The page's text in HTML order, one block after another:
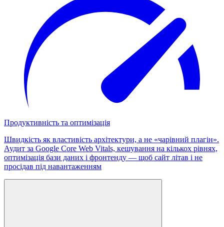
Продуктивність та оптимізація
Швидкість як властивість архітектури, а не «чарівний плагін».
Аудит за Google Core Web Vitals, кешування на кількох рівнях,
оптимізація бази даних і фронтенду — щоб сайт літав і не
просідав під навантаженням